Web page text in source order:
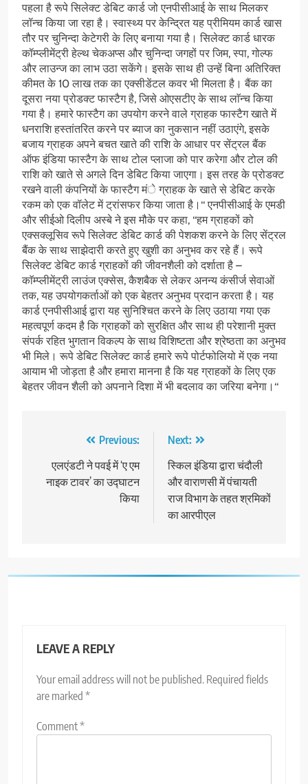
पहला है रूपे सिलेक्ट डेबिट कार्ड जो एनपीसीआई के साथ मिलकर
लॉन्च किया जा रहा है। स्वास्थ्य पर केन्द्रित यह प्रीमियम कार्ड खास
तौर पर चुनिन्दा केटेगरी के लिए बनाया गया है। सिलेक्ट कार्ड धारक
कॉम्प्लीमेंट्री हेल्थ चेकअप्स और चुनिन्दा जगहों पर जिम, स्पा, गोल्फ
और लाउन्ज का लाभ उठा सकेंगे। इसके साथ ही उन्हें बिना अतिरिक्त
कीमत के 10 लाख तक का एक्सीडेंटल कवर भी मिलता है। बैंक का
दूसरा नया प्रोडक्ट फास्टैग है, जिसे ओएसटीए के साथ लाॅन्च किया
गया है। हमारे फास्टैग का उपयोग करने वाले ग्राहक फास्टैग खाते में
धनराशि हस्तांतरित करने पर ब्याज का नुकसान नहीं उठाएंगे, इसके
बजाय ग्राहक अपने बचत खाते की राशि के आधार पर सेंट्रल बैंक
ऑफ इंडिया फास्टैग के साथ टोल प्लाजा को पार करेगा और टोल की
राशि को खाते से अगले दिन डेबिट किया जाएगा। इस तरह के प्रोडक्ट
रखने वाली कंपनियों के फास्टैग मंे ग्राहक के खाते से डेबिट करके
रकम को एक वॉलेट में ट्रांसफर किया जाता है।‘‘ एनपीसीआई के एमडी
और सीईओ दिलीप अस्बे ने इस मौके पर कहा, ‘‘हम ग्राहकों को
एक्सक्लूसिव रूपे सिलेक्ट डेबिट कार्ड की पेशकश करने के लिए सेंट्रल
बैंक के साथ साझेदारी करते हुए खुशी का अनुभव कर रहे हैं। रूपे
सिलेक्ट डेबिट कार्ड ग्राहकों की जीवनशैली को दर्शाता है –
काॅम्प्लीमेंट्री लाउंज एक्सेस, कैशबैक से लेकर अनन्य कंसीर्ज सेवाओं
तक, यह उपयोगकर्ताओं को एक बेहतर अनुभव प्रदान करता है। यह
कार्ड एनपीसीआई द्वारा यह सुनिश्चित करने के लिए उठाया गया एक
महत्वपूर्ण कदम है कि ग्राहकों को सुरक्षित और साथ ही परेशानी मुक्त
संपर्क रहित भुगतान विकल्प के साथ विशिष्टता और श्रेष्ठता का अनुभव
भी मिले। रूपे डेबिट सिलेक्ट कार्ड हमारे रूपे पोर्टफोलियो में एक नया
आयाम भी जोड़ता है और हमारा मानना है कि यह ग्राहकों के लिए एक
बेहतर जीवन शैली को अपनाने दिशा में भी बदलाव का जरिया बनेगा।‘‘
navigation
Previous:
एलएंडटी ने पवई में ‘ए एम
नाइक टावर’ का उद्घाटन
किया
Next:
स्किल इंडिया द्वारा चंदौली
और वाराणसी में पंचायती
राज विभाग के तहत श्रमिकों
का आरपीएल
LEAVE A REPLY
Your email address will not be published. Required fields
are marked *
Comment*